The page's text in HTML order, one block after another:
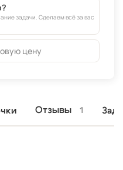
задачи. Сделаем всё за вас
цену
Отзывы 1